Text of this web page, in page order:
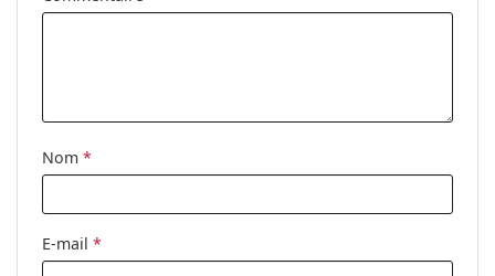
Nom *
E-mail *